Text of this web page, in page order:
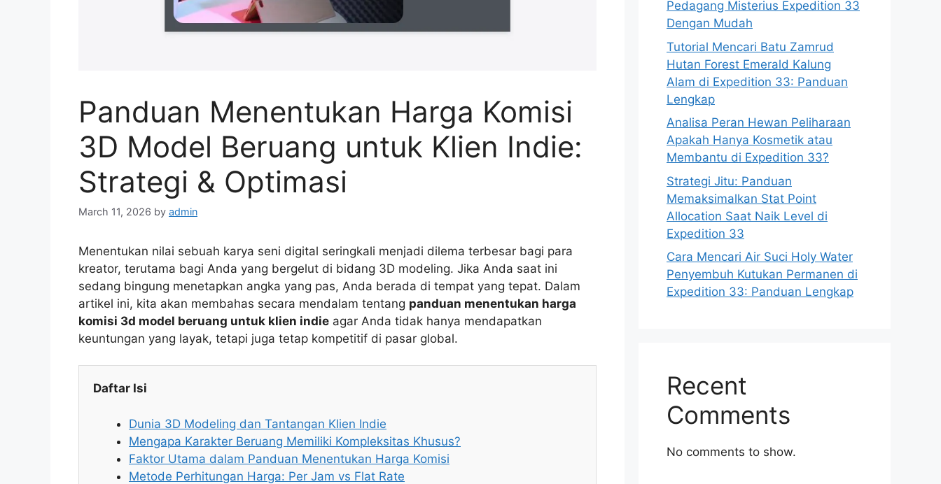
Panduan Menentukan Harga Komisi
3D Model Beruang untuk Klien Indie:
Strategi & Optimasi
March 11, 2026 by admin
Menentukan nilai sebuah karya seni digital seringkali menjadi dilema terbesar bagi para
kreator, terutama bagi Anda yang bergelut di bidang 3D modeling. Jika Anda saat ini
sedang bingung menetapkan angka yang pas, Anda berada di tempat yang tepat. Dalam
artikel ini, kita akan membahas secara mendalam tentang panduan menentukan harga
komisi 3d model beruang untuk klien indie agar Anda tidak hanya mendapatkan
keuntungan yang layak, tetapi juga tetap kompetitif di pasar global.
Daftar Isi
Dunia 3D Modeling dan Tantangan Klien Indie
Mengapa Karakter Beruang Memiliki Kompleksitas Khusus?
Faktor Utama dalam Panduan Menentukan Harga Komisi
Metode Perhitungan Harga: Per Jam vs Flat Rate
Pedagang Misterius Expedition 33
Dengan Mudah
Tutorial Mencari Batu Zamrud
Hutan Forest Emerald Kalung
Alam di Expedition 33: Panduan
Lengkap
Analisa Peran Hewan Peliharaan
Apakah Hanya Kosmetik atau
Membantu di Expedition 33?
Strategi Jitu: Panduan
Memaksimalkan Stat Point
Allocation Saat Naik Level di
Expedition 33
Cara Mencari Air Suci Holy Water
Penyembuh Kutukan Permanen di
Expedition 33: Panduan Lengkap
Recent
Comments
No comments to show.